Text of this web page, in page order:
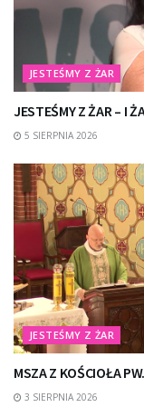
JESTEŚMY Z ŻAR
JESTEŚMY Z ŻAR – I
5 SIERPNIA 2026
JESTEŚMY Z ŻAR
MSZA Z KOŚCIOŁA
3 SIERPNIA 2026